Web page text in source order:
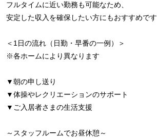
フルタイムに近い勤務も可能なため、
安定した収入を確保したい方にもおすすめです
＜1日の流れ（日勤・早番の一例）＞
※各ホームにより異なります
▼朝の申し送り
▼体操やレクリエーションのサポート
▼ご入居者さまの生活支援
～スタッフルームでお昼休憩～